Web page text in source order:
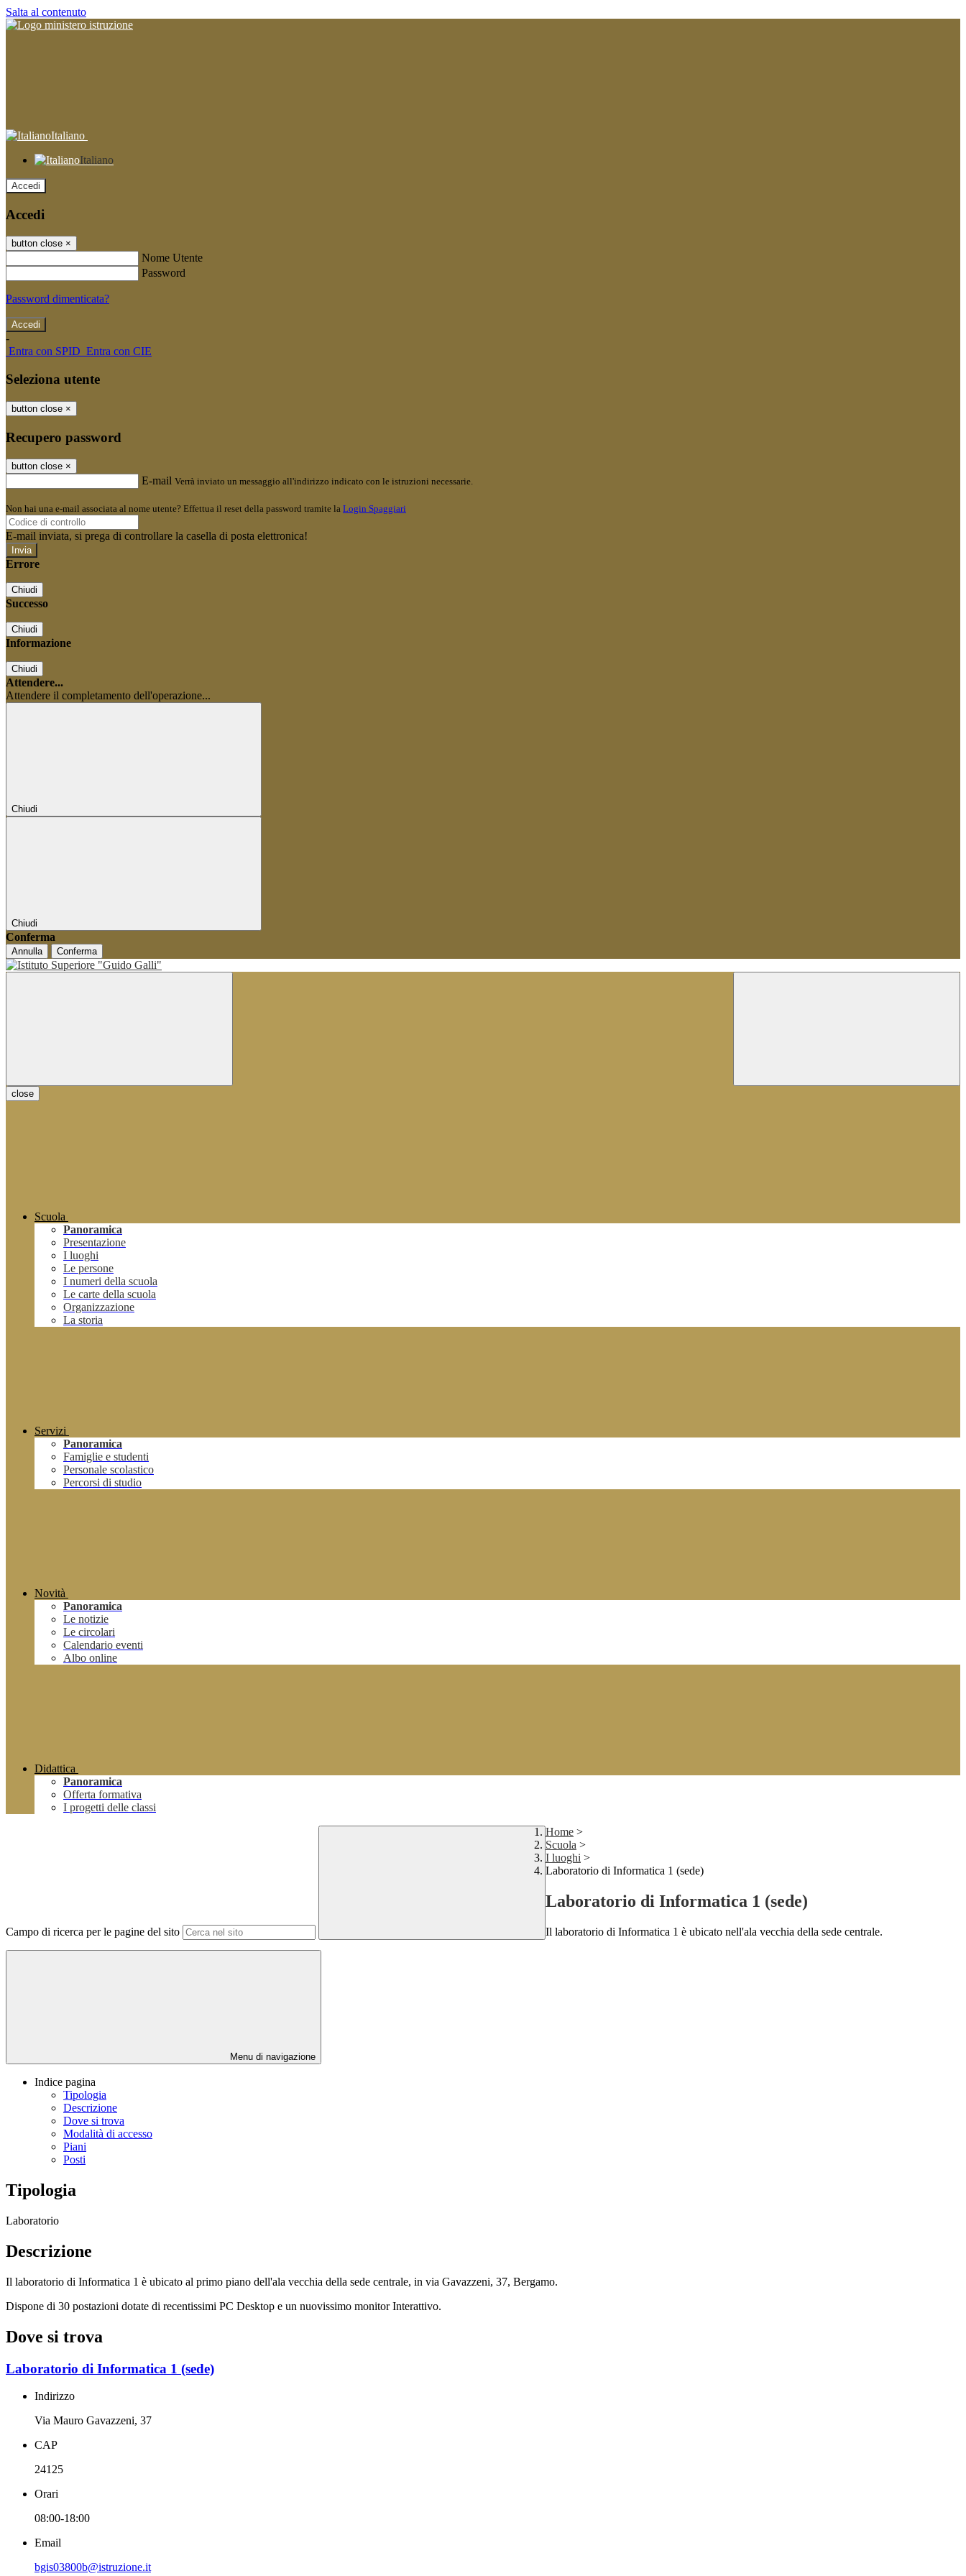
Salta al contenuto
Italiano
Italiano
Accedi
Accedi
button close ×
Nome Utente
Password
Password dimenticata?
-
Entra con SPID Entra con CIE
Seleziona utente
button close ×
Recupero password
button close ×
E-mail Verrà inviato un messaggio all'indirizzo indicato con le istruzioni necessarie.
Non hai una e-mail associata al nome utente? Effettua il reset della password tramite la Login Spaggiari
E-mail inviata, si prega di controllare la casella di posta elettronica!
Errore
Chiudi
Successo
Chiudi
Informazione
Chiudi
Attendere...
Attendere il completamento dell'operazione...
Chiudi
Chiudi
Conferma
Annulla Conferma
close
Scuola
Panoramica
Presentazione
I luoghi
Le persone
I numeri della scuola
Le carte della scuola
Organizzazione
La storia
Servizi
Panoramica
Famiglie e studenti
Personale scolastico
Percorsi di studio
Novità
Panoramica
Le notizie
Le circolari
Calendario eventi
Albo online
Didattica
Panoramica
Offerta formativa
I progetti delle classi
Campo di ricerca per le pagine del sito
Home >
Scuola >
I luoghi >
Laboratorio di Informatica 1 (sede)
Laboratorio di Informatica 1 (sede)
Il laboratorio di Informatica 1 è ubicato nell'ala vecchia della sede centrale.
Menu di navigazione
Indice pagina
Tipologia
Descrizione
Dove si trova
Modalità di accesso
Piani
Posti
Tipologia
Laboratorio
Descrizione
Il laboratorio di Informatica 1 è ubicato al primo piano dell'ala vecchia della sede centrale, in via Gavazzeni, 37, Bergamo.
Dispone di 30 postazioni dotate di recentissimi PC Desktop e un nuovissimo monitor Interattivo.
Dove si trova
Laboratorio di Informatica 1 (sede)
Indirizzo
Via Mauro Gavazzeni, 37
CAP
24125
Orari
08:00-18:00
Email
bgis03800b@istruzione.it